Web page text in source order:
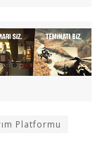
Platformu